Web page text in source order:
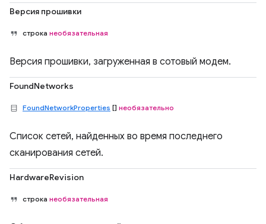
Версия прошивки
строка необязательная
Версия прошивки, загруженная в сотовый модем.
FoundNetworks
FoundNetworkProperties [] необязательно
Список сетей, найденных во время последнего
сканирования сетей.
HardwareRevision
строка необязательная